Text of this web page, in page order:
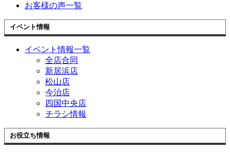
お客様の声一覧
イベント情報
イベント情報一覧
全店合同
新居浜店
松山店
今治店
四国中央店
チラシ情報
お役立ち情報